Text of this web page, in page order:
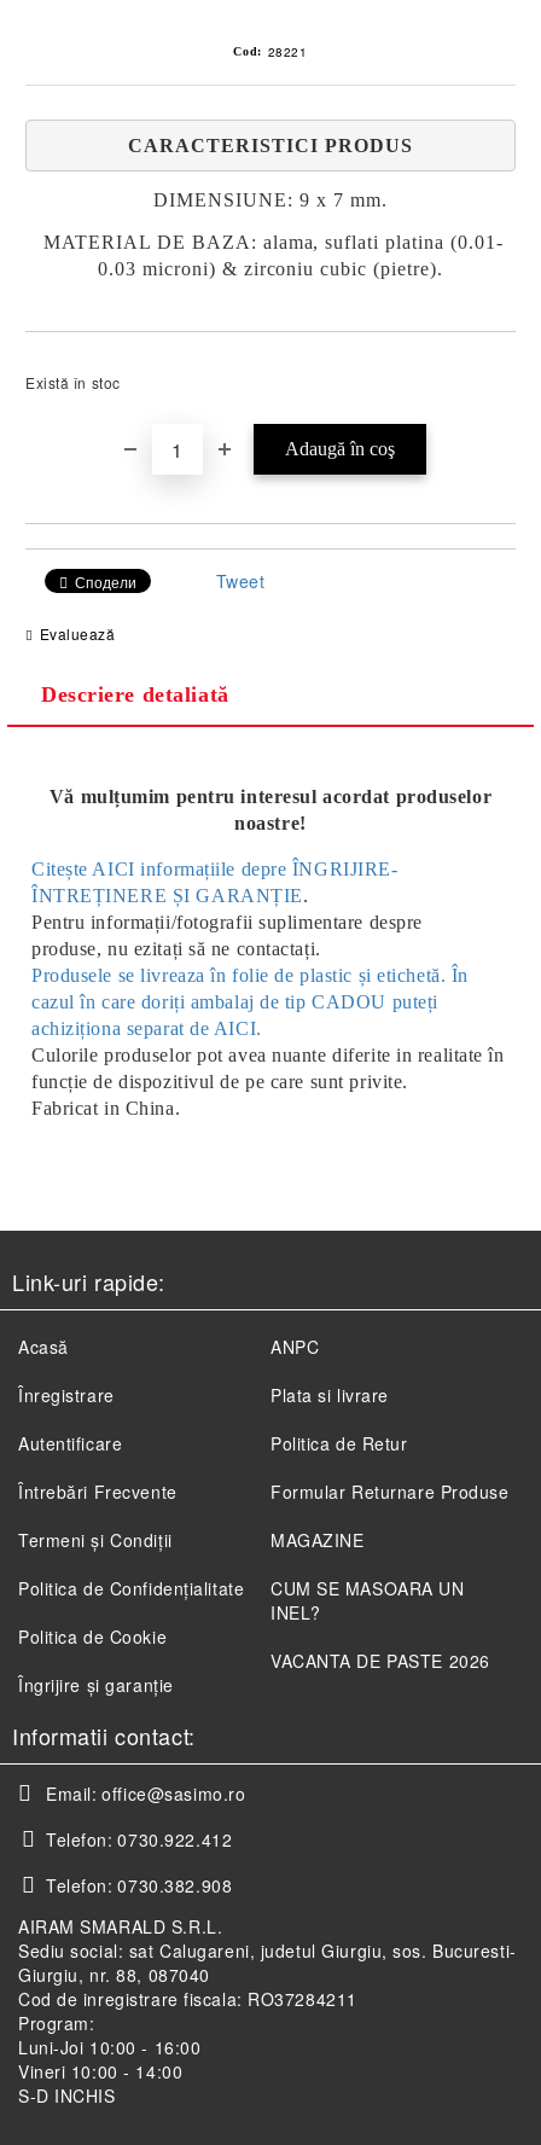
Cod: 28221
CARACTERISTICI PRODUS
DIMENSIUNE: 9 x 7 mm.
MATERIAL DE BAZA: alama, suflati platina (0.01-
0.03 microni) & zirconiu cubic (pietre).
Există în stoc
Сподели Tweet
Evaluează
Descriere detaliată
Vă mulțumim pentru interesul acordat produselor
noastre!
Citește AICI informațiile depre ÎNGRIJIRE-
ÎNTREȚINERE ȘI GARANȚIE.
Pentru informații/fotografii suplimentare despre
produse, nu ezitați să ne contactați.
Produsele se livreaza în folie de plastic și etichetă. În
cazul în care doriți ambalaj de tip CADOU puteți
achiziționa separat de AICI.
Culorile produselor pot avea nuante diferite in realitate în
funcție de dispozitivul de pe care sunt privite.
Fabricat in China.
Link-uri rapide:
Acasă
Înregistrare
Autentificare
Întrebări Frecvente
ANPC
Plata si livrare
Politica de Retur
Formular Returnare Produse
Termeni și Condiții
Politica de Confidenţialitate
Politica de Cookie
Îngrijire și garanție
MAGAZINE
CUM SE MASOARA UN
INEL?
VACANTA DE PASTE 2026
Informatii contact:
Email: office@sasimo.ro
Telefon: 0730.922.412
Telefon: 0730.382.908
AIRAM SMARALD S.R.L.
Sediu social: sat Calugareni, judetul Giurgiu, sos. Bucuresti-
Giurgiu, nr. 88, 087040
Cod de inregistrare fiscala: RO37284211
Program:
Luni-Joi 10:00 - 16:00
Vineri 10:00 - 14:00
S-D INCHIS